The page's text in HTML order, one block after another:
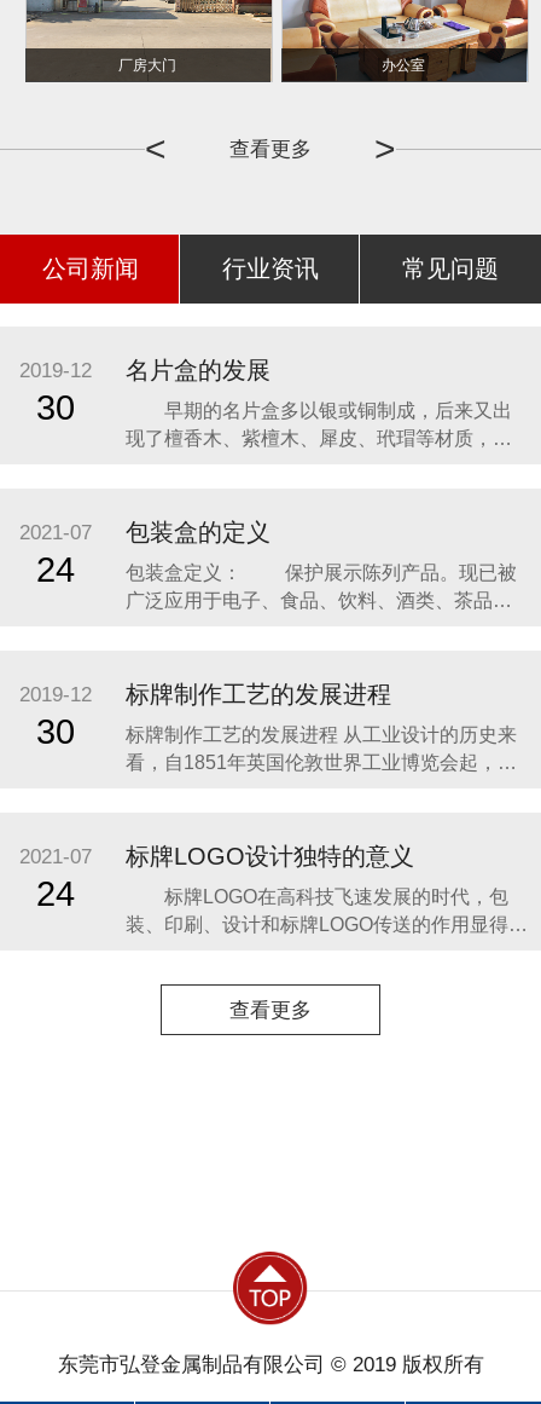
厂房大门 办公室
>
查看更多
<
冲压机 线切割
公司新闻 行业资讯 常见问题
2019-12
30
名片盒的发展
早期的名片盒多以银或铜制成，后来又出
现了檀香木、紫檀木、犀皮、玳瑁等材质，其
盒上的图案，融合了雕、镂、刻、镶等诸多工
艺，做工极其精巧细致。尤其是以硬木制作的
名片盒，堪称精美的艺术品。工匠们以刀代
笔，以圆雕、透雕
2021-07
24
包装盒的定义
包装盒定义： 保护展示陈列产品。现已被
广泛应用于电子、食品、饮料、酒类、茶品、
是一个不可缺少的行业。 2011年，包装行
业工业总产值为9296.39亿元，以包装盒行业的
工业总产值在占全国包装业工业总产值
2019-12
30
标牌制作工艺的发展进程
标牌制作工艺的发展进程 从工业设计的历史来
看，自1851年英国伦敦世界工业博览会起，各
工业发展水平休戚相关、同步并行。 从我国的
情况看，20世纪50年代前后，我国工业发展处
于起步阶段，当时只有铜牌和
2021-07
24
标牌LOGO设计独特的意义
标牌LOGO在高科技飞速发展的时代，包
装、印刷、设计和标牌LOGO传送的作用显得越
言传送相抗衡的竞争力量，标识、标牌则是其
中一种独特的传送方式。 标牌是表明事物
特征的记号：它以单纯、显著、易识别的物
查看更多
东莞市弘登金属制品有限公司 © 2019 版权所有